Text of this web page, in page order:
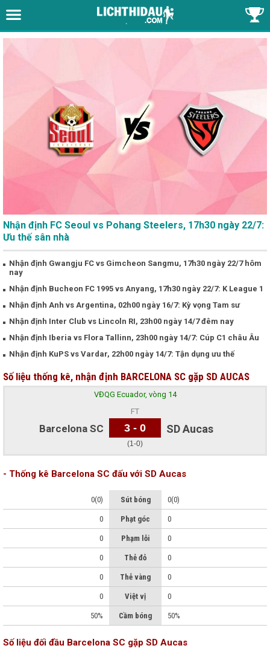
Nhận định FC Seoul vs Pohang Steelers, 17h30 ngày 22/7:
Ưu thế sân nhà
Nhận định Gwangju FC vs Gimcheon Sangmu, 17h30 ngày 22/7 hôm
nay
Nhận định Bucheon FC 1995 vs Anyang, 17h30 ngày 22/7: K League 1
Nhận định Anh vs Argentina, 02h00 ngày 16/7: Kỳ vọng Tam sư
Nhận định Inter Club vs Lincoln RI, 23h00 ngày 14/7 đêm nay
Nhận định Iberia vs Flora Tallinn, 23h00 ngày 14/7: Cúp C1 châu Âu
Nhận định KuPS vs Vardar, 22h00 ngày 14/7: Tận dụng ưu thế
Số liệu thống kê, nhận định BARCELONA SC gặp SD AUCAS
VĐQG Ecuador, vòng 14
Barcelona SC
FT
3 - 0
(1-0)
SD Aucas
- Thống kê Barcelona SC đấu với SD Aucas
0(0) Sút bóng 0(0)
0 Phạt góc 0
0 Phạm lỗi 0
0 Thẻ đỏ 0
0 Thẻ vàng 0
0 Việt vị 0
50% Cầm bóng 50%
Số liệu đối đầu Barcelona SC gặp SD Aucas